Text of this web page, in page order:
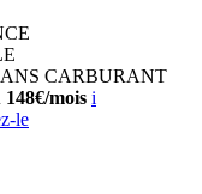
CARBURANT
mois i
le